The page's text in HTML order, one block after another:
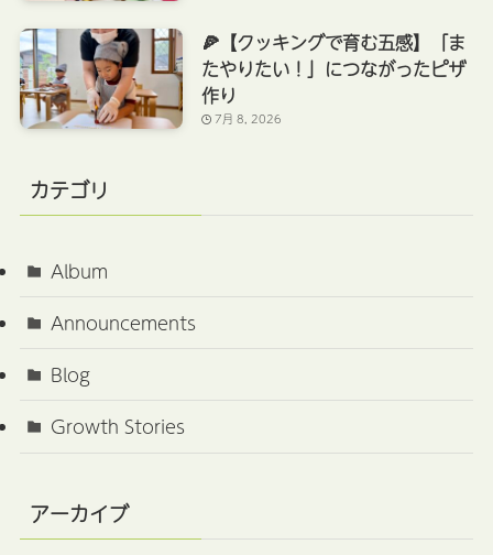
🍕【クッキングで育む五感】「ま
たやりたい！」につながったピザ
作り
7月 8, 2026
カテゴリ
Album
Announcements
Blog
Growth Stories
アーカイブ